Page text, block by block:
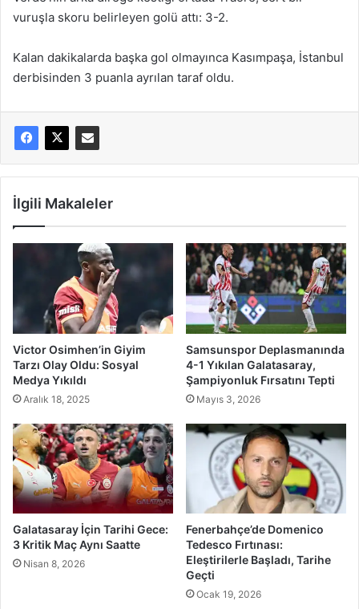
vuruşla skoru belirleyen golü attı: 3-2.
Kalan dakikalarda başka gol olmayınca Kasımpaşa, İstanbul
derbisinden 3 puanla ayrılan taraf oldu.
İlgili Makaleler
Victor Osimhen’in Giyim
Tarzı Olay Oldu: Sosyal
Medya Yıkıldı
Aralık 18, 2025
Samsunspor Deplasmanında
4-1 Yıkılan Galatasaray,
Şampiyonluk Fırsatını Tepti
Mayıs 3, 2026
Galatasaray İçin Tarihi Gece:
3 Kritik Maç Aynı Saatte
Nisan 8, 2026
Fenerbahçe’de Domenico
Tedesco Fırtınası:
Eleştirilerle Başladı, Tarihe
Geçti
Ocak 19, 2026